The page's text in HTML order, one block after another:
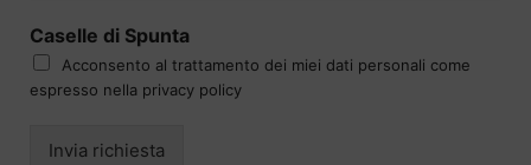
Caselle di Spunta
Acconsento al trattamento dei miei dati personali come
espresso nella privacy policy
Invia richiesta